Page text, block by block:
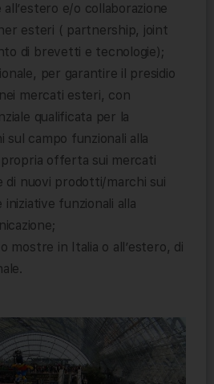
e/o collaborazione
esteri ( partnership, joint
di brevetti e tecnologie);
per garantire il presidio
mercati esteri, con
qualificata per la
sul campo funzionali alla
offerta sui mercati
di nuovi prodotti/marchi sui
funzionali alla
mostre in Italia o all’estero, di